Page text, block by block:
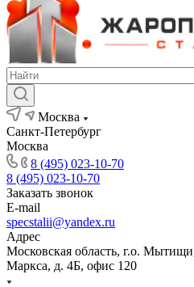
Москва
Санкт-Петербург
Москва
8 (495) 023-10-70
8 (495) 023-10-70
Заказать звонок
E-mail
specstalii@yandex.ru
Адрес
Московская область, г.о.
Маркса, д. 4Б, офис 120